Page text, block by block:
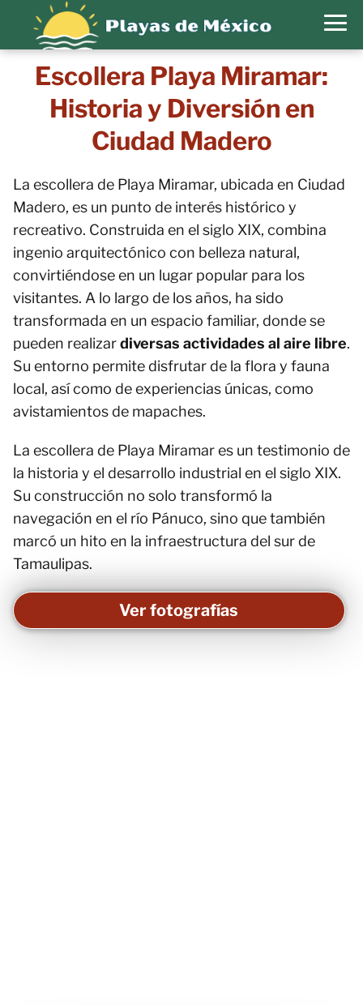
Escollera Playa Miramar:
Historia y Diversión en
Ciudad Madero
La escollera de Playa Miramar, ubicada en Ciudad
Madero, es un punto de interés histórico y
recreativo. Construida en el siglo XIX, combina
ingenio arquitectónico con belleza natural,
convirtiéndose en un lugar popular para los
visitantes. A lo largo de los años, ha sido
transformada en un espacio familiar, donde se
pueden realizardiversas actividades al aire libre.
Su entorno permite disfrutar de la flora y fauna
local, así como de experiencias únicas, como
avistamientos de mapaches.
La escollera de Playa Miramar es un testimonio de
la historia y el desarrollo industrial en el siglo XIX.
Su construcción no solo transformó la
navegación en el río Pánuco, sino que también
marcó un hito en la infraestructura del sur de
Tamaulipas.
Ver fotografías